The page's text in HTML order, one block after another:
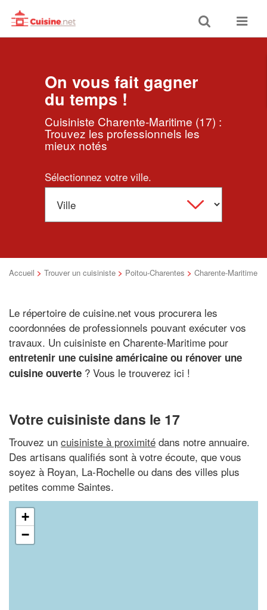
Toggle
search
Toggle
On vous fait gagner
du temps !
Cuisiniste Charente-Maritime (17) :
Trouvez les professionnels les
mieux notés
Sélectionnez votre ville.
Accueil > Trouver un cuisiniste > Poitou-Charentes > Charente-Maritime
Le répertoire de cuisine.net vous procurera les
coordonnées de professionnels pouvant exécuter vos
travaux. Un cuisiniste en Charente-Maritime pour
entretenir une cuisine américaine ou rénover une
cuisine ouverte ? Vous le trouverez ici !
Votre cuisiniste dans le 17
Trouvez un cuisiniste à proximité dans notre annuaire.
Des artisans qualifiés sont à votre écoute, que vous
soyez à Royan, La-Rochelle ou dans des villes plus
petites comme Saintes.
+
−